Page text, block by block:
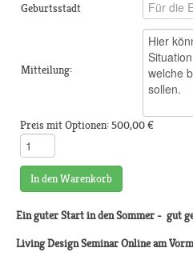
Geburtsstadt
Mitteilung:
Preis mit Optionen:500,00 €
In den Warenkorb
Ein guter Start in den Sommer - gut
Living Design Seminar Online am